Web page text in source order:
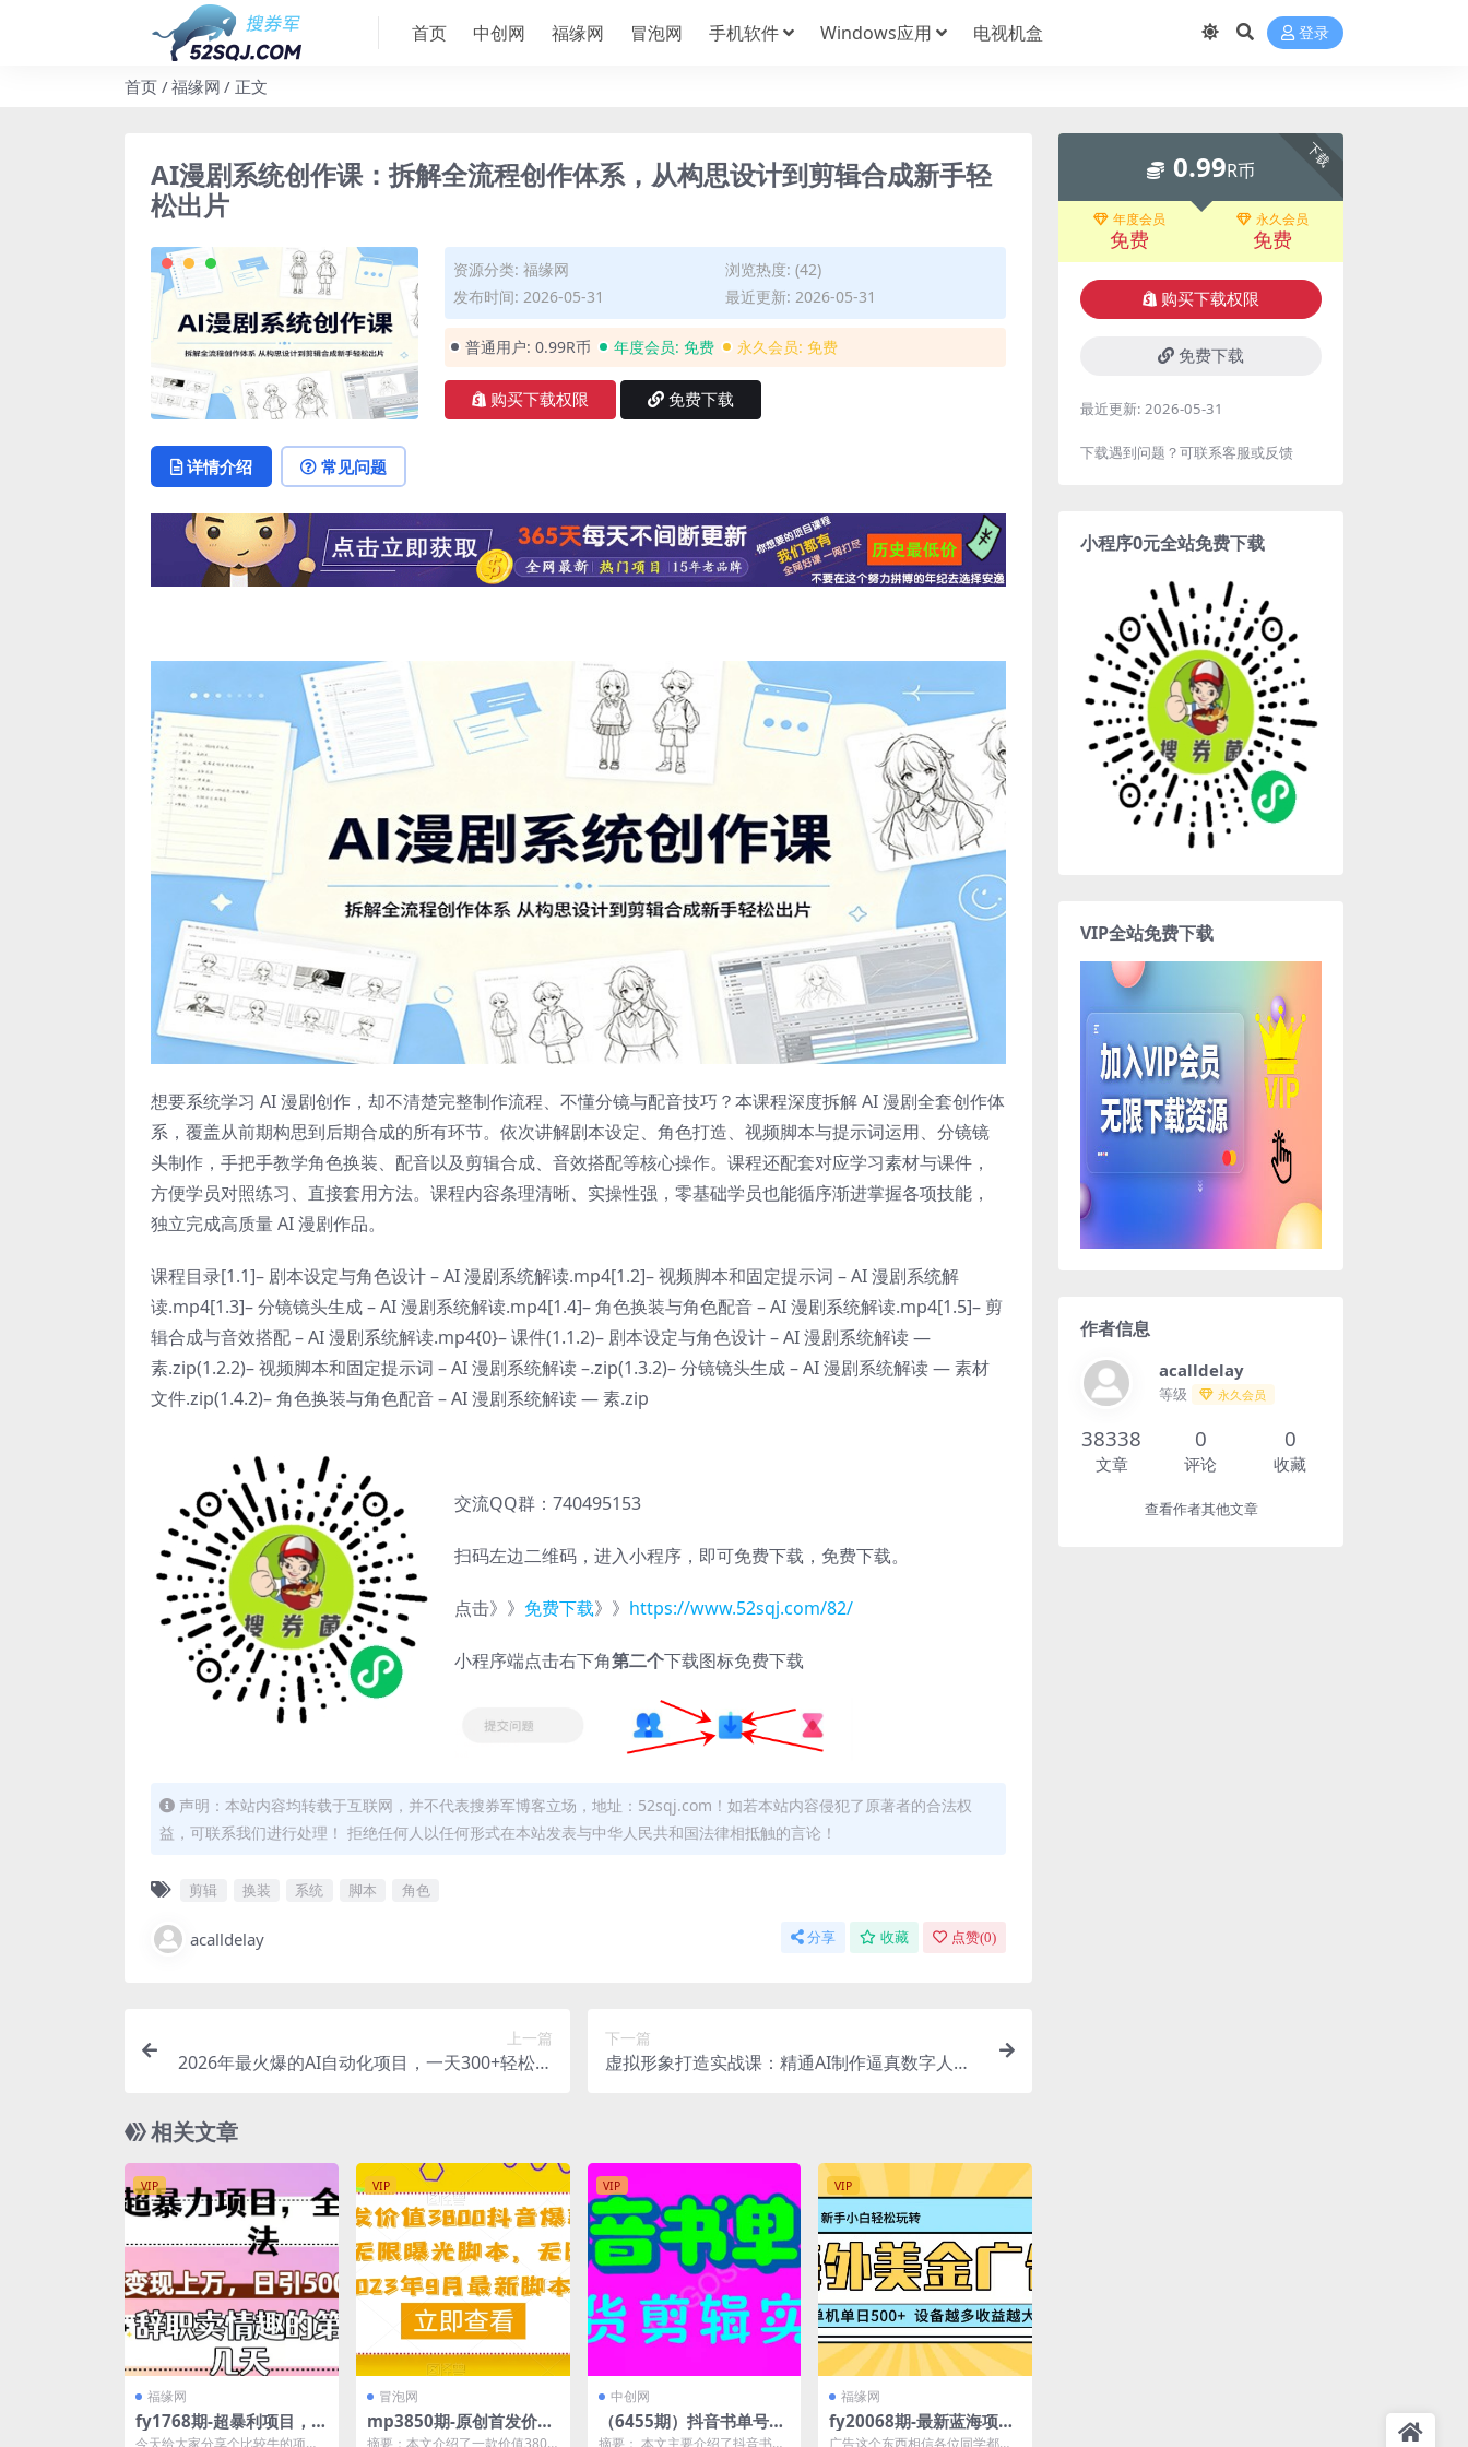
首页 中创网 福缘网 冒泡网 手机软件 Windows应用 电视机盒 登录
首页 福缘网 正文
AI漫剧系统创作课：拆解全流程创作体系，从构思设计到剪辑合成新手轻
松出片
资源分类: 福缘网
浏览热度: (42)
发布时间: 2026-05-31
最近更新: 2026-05-31
普通用户: 0.99R币 年度会员: 免费 永久会员: 免费
购买下载权限 免费下载
详情介绍 常见问题
想要系统学习 AI 漫剧创作，却不清楚完整制作流程、不懂分镜与配音技巧？本课程深度拆解 AI 漫剧全套创作体
系，覆盖从前期构思到后期合成的所有环节。依次讲解剧本设定、角色打造、视频脚本与提示词运用、分镜镜
头制作，手把手教学角色换装、配音以及剪辑合成、音效搭配等核心操作。课程还配套对应学习素材与课件，
方便学员对照练习、直接套用方法。课程内容条理清晰、实操性强，零基础学员也能循序渐进掌握各项技能，
独立完成高质量 AI 漫剧作品。
课程目录[1.1]– 剧本设定与角色设计 – AI 漫剧系统解读.mp4[1.2]– 视频脚本和固定提示词 – AI 漫剧系统解
读.mp4[1.3]– 分镜镜头生成 – AI 漫剧系统解读.mp4[1.4]– 角色换装与角色配音 – AI 漫剧系统解读.mp4[1.5]– 剪
辑合成与音效搭配 – AI 漫剧系统解读.mp4{0}– 课件(1.1.2)– 剧本设定与角色设计 – AI 漫剧系统解读 —
素.zip(1.2.2)– 视频脚本和固定提示词 – AI 漫剧系统解读 –.zip(1.3.2)– 分镜镜头生成 – AI 漫剧系统解读 — 素材
文件.zip(1.4.2)– 角色换装与角色配音 – AI 漫剧系统解读 — 素.zip
交流QQ群：740495153
扫码左边二维码，进入小程序，即可免费下载，免费下载。
点击》》 免费下载》》 https://www.52sqj.com/82/
小程序端点击右下角第二个下载图标免费下载
声明：本站内容均转载于互联网，并不代表搜券军博客立场，地址：52sqj.com！如若本站内容侵犯了原著者的合法权
益，可联系我们进行处理！ 拒绝任何人以任何形式在本站发表与中华人民共和国法律相抵触的言论！
剪辑 换装 系统 脚本 角色
acalldelay 分享 收藏 点赞(0)
上一篇
2026年最火爆的AI自动化项目，一天300+轻松转
下一篇
虚拟形象打造实战课：精通AI制作逼真数字人，
相关文章
VIP
福缘网
fy1768期-超暴利项目，
全新玩法（辞职卖情趣的
VIP
冒泡网
mp3850期-原创首发价值
3800抖音爆款视频评论区
VIP
中创网
（6455期）抖音书单号带
货剪辑实战：手把手带你
VIP
福缘网
fy20068期-最新蓝海项
目，海外美金广告，单机
下载
0.99R币
年度会员
免费
永久会员
免费
购买下载权限
免费下载
最近更新: 2026-05-31
下载遇到问题？可联系客服或反馈
小程序0元全站免费下载
VIP全站免费下载
作者信息
acalldelay
等级 永久会员
38338
文章
0
评论
0
收藏
查看作者其他文章